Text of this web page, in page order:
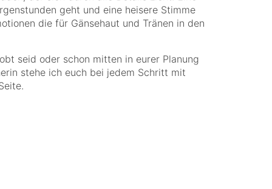
geht und eine heisere Stimme
die für Gänsehaut und Tränen in den
seid oder schon mitten in eurer Planung
stehe ich euch bei jedem Schritt mit